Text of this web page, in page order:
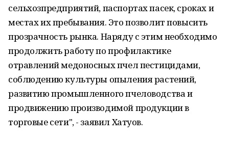
сельхозпредприятий, паспортах пасек, сроках и
местах их пребывания. Это позволит повысить
прозрачность рынка. Наряду с этим необходимо
продолжить работу по профилактике
отравлений медоносных пчел пестицидами,
соблюдению культуры опыления растений,
развитию промышленного пчеловодства и
продвижению производимой продукции в
торговые сети", - заявил Хатуов.